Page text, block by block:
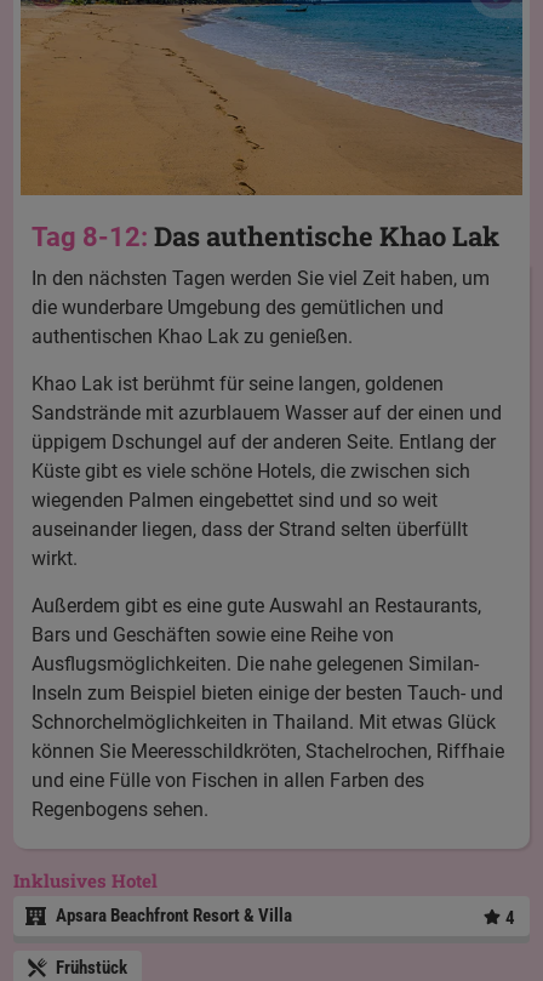
Tag 8-12:Das authentische Khao Lak
In den nächsten Tagen werden Sie viel Zeit haben, um
die wunderbare Umgebung des gemütlichen und
authentischen Khao Lak zu genießen.
Khao Lak ist berühmt für seine langen, goldenen
Sandstrände mit azurblauem Wasser auf der einen und
üppigem Dschungel auf der anderen Seite. Entlang der
Küste gibt es viele schöne Hotels, die zwischen sich
wiegenden Palmen eingebettet sind und so weit
auseinander liegen, dass der Strand selten überfüllt
wirkt.
Außerdem gibt es eine gute Auswahl an Restaurants,
Bars und Geschäften sowie eine Reihe von
Ausflugsmöglichkeiten. Die nahe gelegenen Similan-
Inseln zum Beispiel bieten einige der besten Tauch- und
Schnorchelmöglichkeiten in Thailand. Mit etwas Glück
können Sie Meeresschildkröten, Stachelrochen, Riffhaie
und eine Fülle von Fischen in allen Farben des
Regenbogens sehen.
Inklusives Hotel
Apsara Beachfront Resort & Villa 4
Frühstück